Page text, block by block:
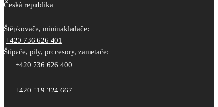
Česká republika
Štěpkovače, mininakladače:
+420 736 626 401
Štípače, pily, procesory, zametače:
+420 736 626 400
+420 519 324 667